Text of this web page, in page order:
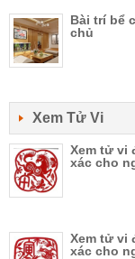
Bài trí bể
chủ
Xem Tử Vi
Xem tử vi
xác cho
Xem tử vi
xác cho